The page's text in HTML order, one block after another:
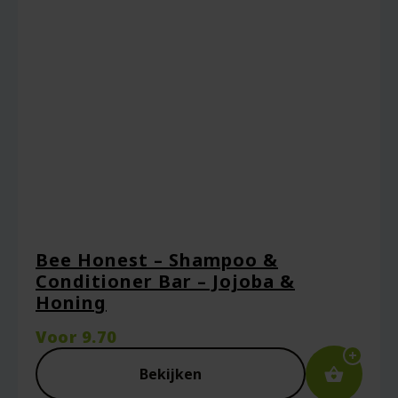
Bee Honest – Shampoo &
Conditioner Bar – Jojoba &
Honing
Voor 9.70
Bekijken